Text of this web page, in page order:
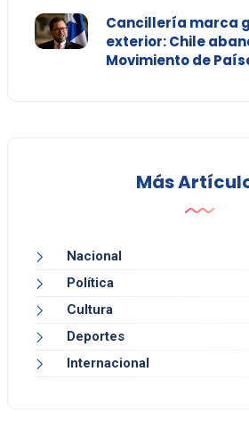
Cancillería marca
exterior: Chile
Movimiento de
Más
Nacional
Política
Cultura
Deportes
Internacional